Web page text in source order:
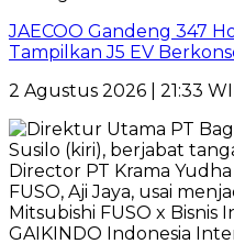
JAECOO Gandeng 347
Tampilkan J5 EV
2 Agustus 2026 | 21:33